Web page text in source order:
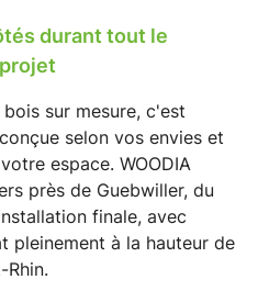
durant tout le
sur mesure, c'est
selon vos envies et
espace. WOODIA
près de Guebwiller, du
finale, avec
pleinement à la hauteur de
Rhin.